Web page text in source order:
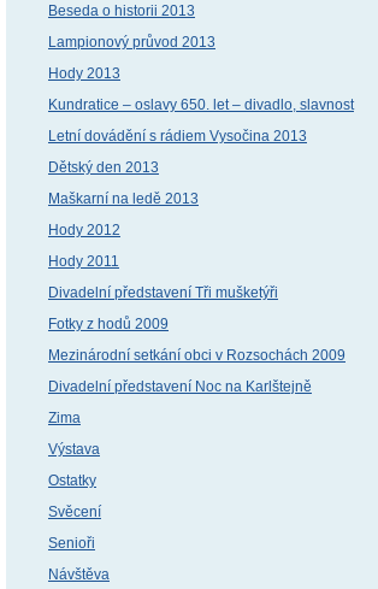
Beseda o historii 2013
Lampionový průvod 2013
Hody 2013
Kundratice – oslavy 650. let – divadlo, slavnost
Letní dovádění s rádiem Vysočina 2013
Dětský den 2013
Maškarní na ledě 2013
Hody 2012
Hody 2011
Divadelní představení Tři mušketýři
Fotky z hodů 2009
Mezinárodní setkání obci v Rozsochách 2009
Divadelní představení Noc na Karlštejně
Zima
Výstava
Ostatky
Svěcení
Senioři
Návštěva